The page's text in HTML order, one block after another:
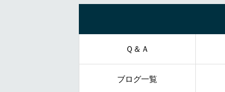
Ｑ＆Ａ
ブログ一覧